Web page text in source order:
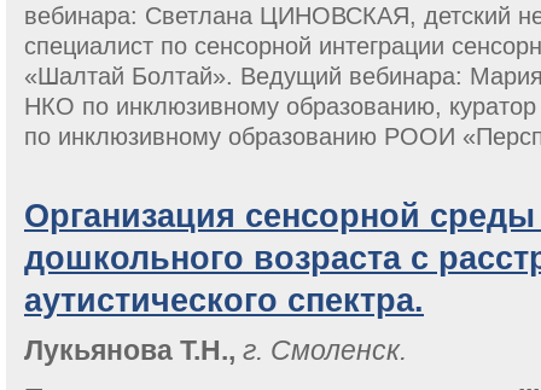
вебинара: Светлана ЦИНОВСКАЯ, детский
специалист по сенсорной интеграции
«Шалтай Болтай». Ведущий вебинара:
НКО по инклюзивному образованию,
по инклюзивному образованию РООИ
Организация сенсорной
дошкольного возраста с
аутистического спектра.
Лукьянова Т.Н., г. Смоленск.